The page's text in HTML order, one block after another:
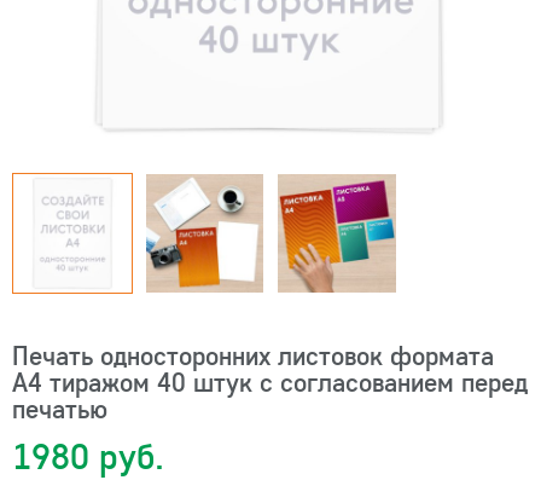
Печать односторонних листовок формата
А4 тиражом 40 штук с согласованием перед
печатью
1980 руб.